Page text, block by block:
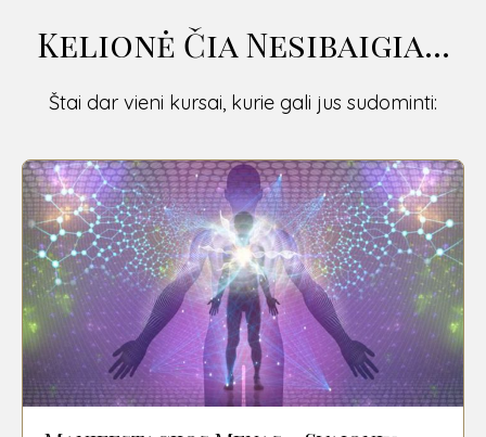
Kelionė Čia Nesibaigia...
Štai dar vieni kursai, kurie gali jus sudominti: